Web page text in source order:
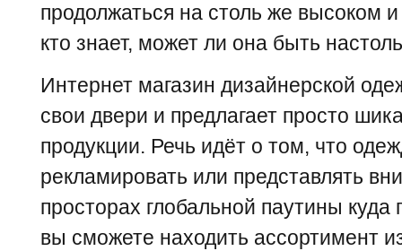
продолжаться на столь же высоком
кто знает, может ли она быть
Интернет магазин дизайнерской
свои двери и предлагает просто
продукции. Речь идёт о том, что
рекламировать или представлять
просторах глобальной паутины
вы сможете находить ассортимент